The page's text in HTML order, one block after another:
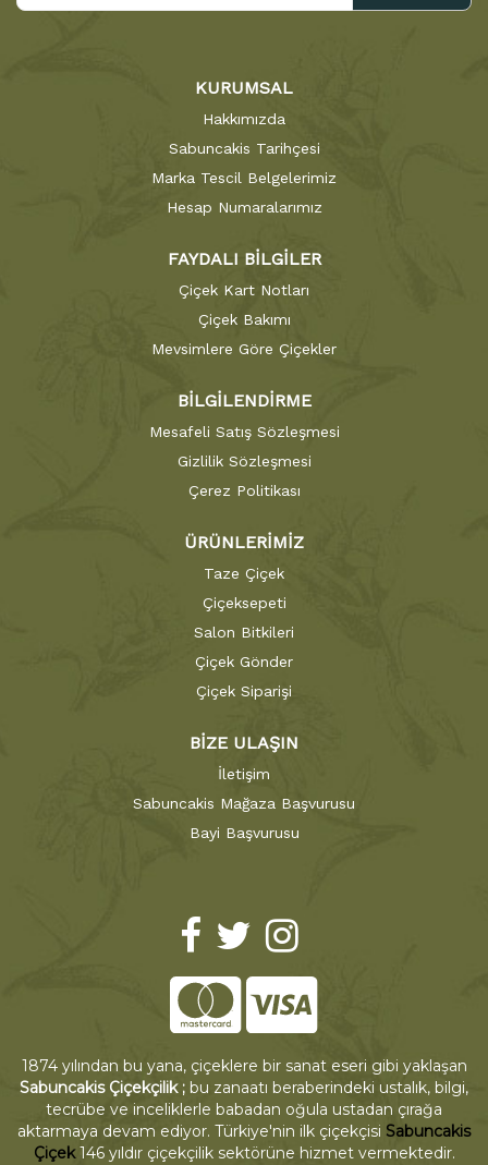
KURUMSAL
Hakkımızda
Sabuncakis Tarihçesi
Marka Tescil Belgelerimiz
Hesap Numaralarımız
FAYDALI BİLGİLER
Çiçek Kart Notları
Çiçek Bakımı
Mevsimlere Göre Çiçekler
BİLGİLENDİRME
Mesafeli Satış Sözleşmesi
Gizlilik Sözleşmesi
Çerez Politikası
ÜRÜNLERİMİZ
Taze Çiçek
Çiçeksepeti
Salon Bitkileri
Çiçek Gönder
Çiçek Siparişi
BİZE ULAŞIN
İletişim
Sabuncakis Mağaza Başvurusu
Bayi Başvurusu
1874 yılından bu yana, çiçeklere bir sanat eseri gibi yaklaşan
Sabuncakis Çiçekçilik ; bu zanaatı beraberindeki ustalık, bilgi,
tecrübe ve inceliklerle babadan oğula ustadan çırağa
aktarmaya devam ediyor. Türkiye'nin ilk çiçekçisi Sabuncakis
Çiçek146 yıldır çiçekçilik sektörüne hizmet vermektedir.